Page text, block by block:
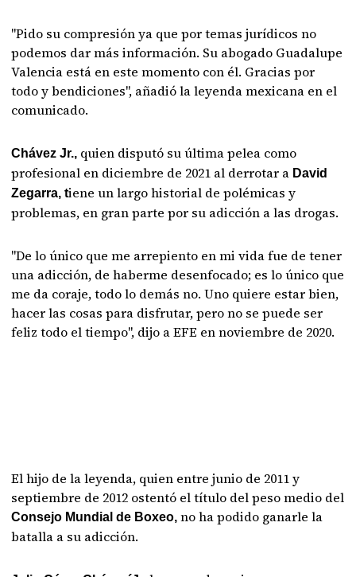
"Pido su compresión ya que por temas jurídicos no
podemos dar más información. Su abogado Guadalupe
Valencia está en este momento con él. Gracias por
todo y bendiciones", añadió la leyenda mexicana en el
comunicado.
Chávez Jr., quien disputó su última pelea como
profesional en diciembre de 2021 al derrotar a David
Zegarra, tiene un largo historial de polémicas y
problemas, en gran parte por su adicción a las drogas.
"De lo único que me arrepiento en mi vida fue de tener
una adicción, de haberme desenfocado; es lo único que
me da coraje, todo lo demás no. Uno quiere estar bien,
hacer las cosas para disfrutar, pero no se puede ser
feliz todo el tiempo", dijo a EFE en noviembre de 2020.
El hijo de la leyenda, quien entre junio de 2011 y
septiembre de 2012 ostentó el título del peso medio del
Consejo Mundial de Boxeo,no ha podido ganarle la
batalla a su adicción.